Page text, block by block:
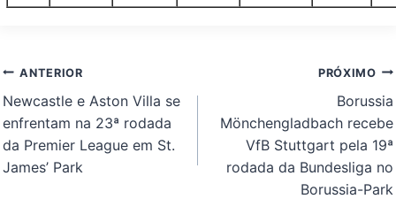
Navegação
de
Post
ANTERIOR
Newcastle e Aston Villa se
enfrentam na 23ª rodada
da Premier League em St.
James’ Park
PRÓXIMO
Borussia
Mönchengladbach recebe
VfB Stuttgart pela 19ª
rodada da Bundesliga no
Borussia-Park